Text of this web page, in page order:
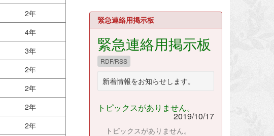
2年
4年
3年
2年
2年
2年
2年
緊急連絡用掲示板
緊急連絡用掲示板
RDF/RSS
新着情報をお知らせします。
トピックスがありません。
2019/10/17
トピックスがありません。